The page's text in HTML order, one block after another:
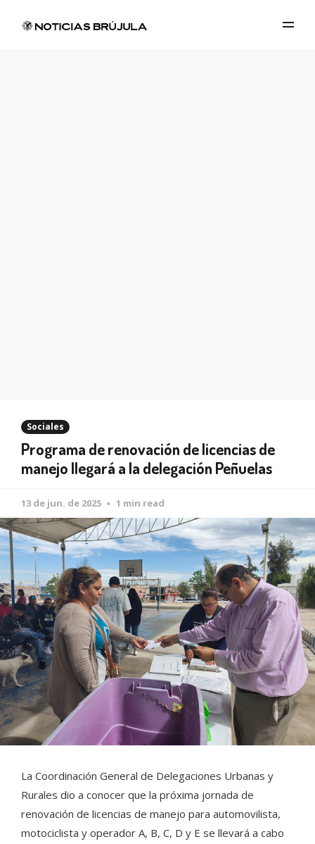
Sociales
Programa de renovación de licencias de
manejo llegará a la delegación Peñuelas
13 de jun. de 2025 1 min read
La Coordinación General de Delegaciones Urbanas y
Rurales dio a conocer que la próxima jornada de
renovación de licencias de manejo para automovilista,
motociclista y operador A, B, C, D y E se llevará a cabo